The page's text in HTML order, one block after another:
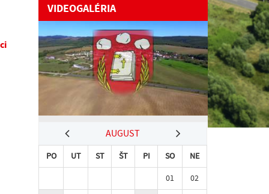
VIDEOGALÉRIA
AUGUST
PO UT ST ŠT PI SO
NE
01
02